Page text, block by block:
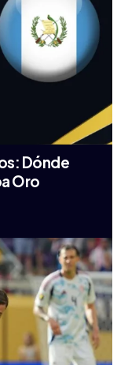
Dónde
Oro